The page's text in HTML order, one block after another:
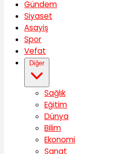
Gündem
Siyaset
Asayiş
Spor
Vefat
Diğer
Sağlık
Eğitim
Dünya
Bilim
Ekonomi
Sanat